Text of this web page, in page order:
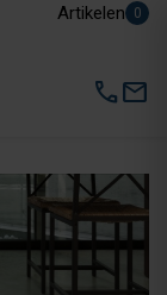
Artikelen 0
callmail